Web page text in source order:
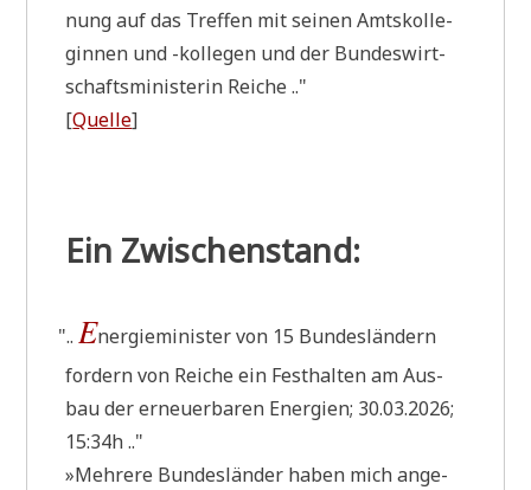
nung auf das Tref­fen mit sei­nen Amts­kol­le­
gin­nen und -kol­le­gen und der Bun­des­wirt­
schafts­mi­ni­ste­rin Reiche .."
[Quel­le]
Ein Zwischenstand:
"..Ener­gie­mi­ni­ster von 15 Bun­des­län­dern
for­dern von Rei­che ein Fest­hal­ten am Aus­
bau der erneu­er­ba­ren Ener­gien; 30.03.2026;
15:34h .."
»Meh­re­re Bun­des­län­der haben mich ange­